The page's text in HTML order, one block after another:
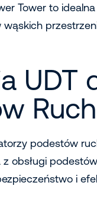
Tower to
UDT
podestów
z obsługi
i